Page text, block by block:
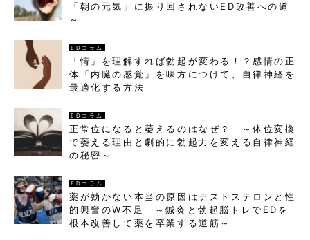
「朝の元気」に振り回されないED改善への道
～
EDコラム
「情」を理解すれば勃起が変わる！？感情の正
体「内臓の感覚」を味方につけて、自律神経を
最適化する方法
EDコラム
正常位になると萎えるのはなぜ？ ～体位変換
で萎える理由と劇的に勃起力を変える自律神経
の秘密～
EDコラム
薬が効かない本当の原因はテストステロンと性
的興奮のW不足 ～鍼灸と勃起脳トレでEDを
根本改善して薬を卒業する道筋～